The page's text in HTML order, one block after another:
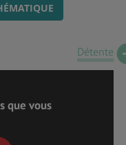
Détente
que vous